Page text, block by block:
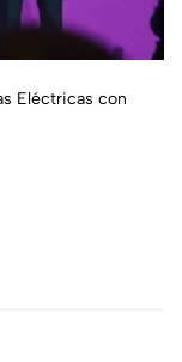
Eléctricas con